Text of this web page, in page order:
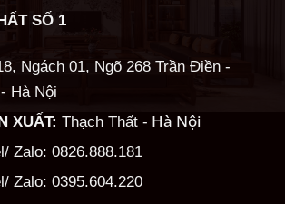
SỐ 1
Ngách 01, Ngõ 268 Trần Điền -
Hà Nội
XUẤT: Thạch Thất - Hà Nội
Zalo: 0826.888.181
Zalo: 0395.604.220